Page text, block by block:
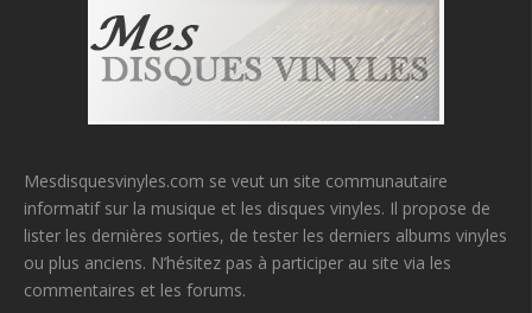
Mesdisquesvinyles.com se veut un site communautaire
informatif sur la musique et les disques vinyles. Il propose de
lister les dernières sorties, de tester les derniers albums vinyles
ou plus anciens. N’hésitez pas à participer au site via les
commentaires et les forums.